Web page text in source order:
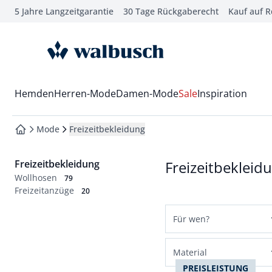
springen
springen
springen
5 Jahre Langzeitgarantie 30 Tage Rückgaberecht Kauf auf
zur Startseite
Wechsel in das Menü mit Pfeil-Runter Taste
HemdenHerren-ModeDamen-ModeSaleInspiration
zur Startseite
Mode Freizeitbekleidung
Freizeitbekleidung
Wollhosen 79
Freizeitanzüge 20
Für wen?
Damen
Material
PREISLEISTUNG